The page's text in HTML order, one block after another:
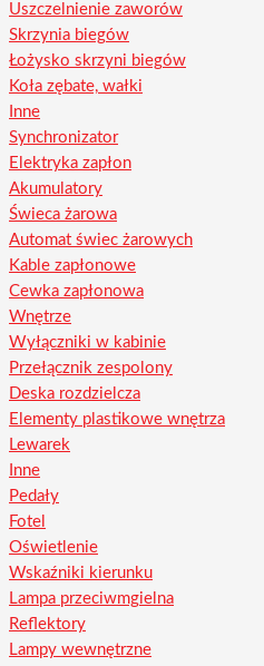
Uszczelnienie zaworów
Skrzynia biegów
Łożysko skrzyni biegów
Koła zębate, wałki
Inne
Synchronizator
Elektryka zapłon
Akumulatory
Świeca żarowa
Automat świec żarowych
Kable zapłonowe
Cewka zapłonowa
Wnętrze
Wyłączniki w kabinie
Przełącznik zespolony
Deska rozdzielcza
Elementy plastikowe wnętrza
Lewarek
Inne
Pedały
Fotel
Oświetlenie
Wskaźniki kierunku
Lampa przeciwmgielna
Reflektory
Lampy wewnętrzne